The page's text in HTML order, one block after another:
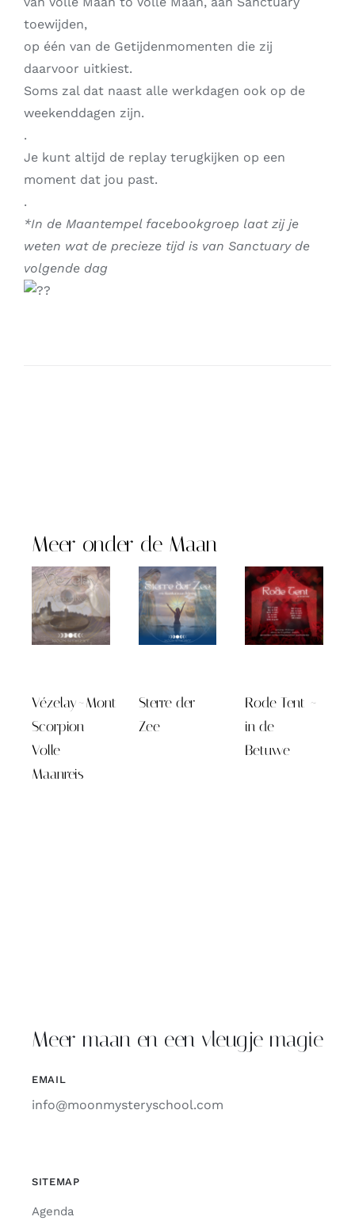
toewijden,
op één van de Getijdenmomenten die zij
daarvoor uitkiest.
Soms zal dat naast alle werkdagen ook op de
weekenddagen zijn.
.
Je kunt altijd de replay terugkijken op een
moment dat jou past.
.
*In de Maantempel facebookgroep laat zij je
weten wat de precieze tijd is van Sanctuary de
volgende dag
Meer onder de Maan
Vézelay~Mont
Scorpion
Volle
Maanreis
Sterre der
Zee
Rode Tent ~
in de
Betuwe
Meer maan en een vleugje magie
EMAIL
info@moonmysteryschool.com
SITEMAP
Agenda